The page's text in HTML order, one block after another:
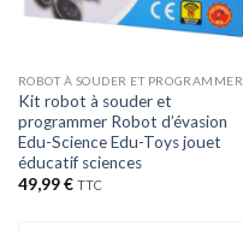
ROBOT À SOUDER ET PROGRAMMER
Kit robot à souder et
programmer Robot d’évasion
Edu-Science Edu-Toys jouet
éducatif sciences
49,99€ TTC